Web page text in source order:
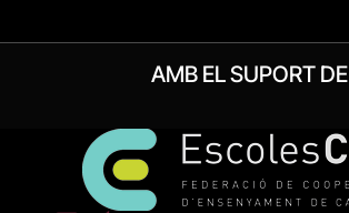
AMB EL SUPORT DE